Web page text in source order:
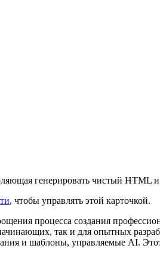
генерировать чистый
, чтобы управлять этой карточкой.
процесса создания
так и для опытных
и шаблоны, управляемые AI.